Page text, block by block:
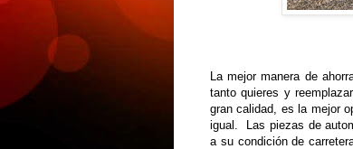
La mejor manera de
tanto quieres y
gran calidad, es la mejor
igual. Las piezas de
a su condición de